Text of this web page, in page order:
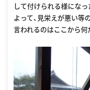
して付けられる様になっ
よって、見栄えが悪い等
言われるのはここから何だ